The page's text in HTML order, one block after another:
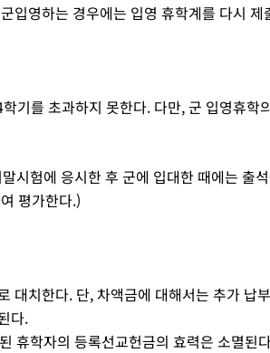
입영하는 경우에는 입영 휴학계를 다시 제
기를 초과하지 못한다. 다만, 군 입영휴학
시험에 응시한 후 군에 입대한 때에는 출
평가한다.)
대치한다. 단, 차액금에 대해서는 추가 납
다.
휴학자의 등록선교헌금의 효력은 소멸된